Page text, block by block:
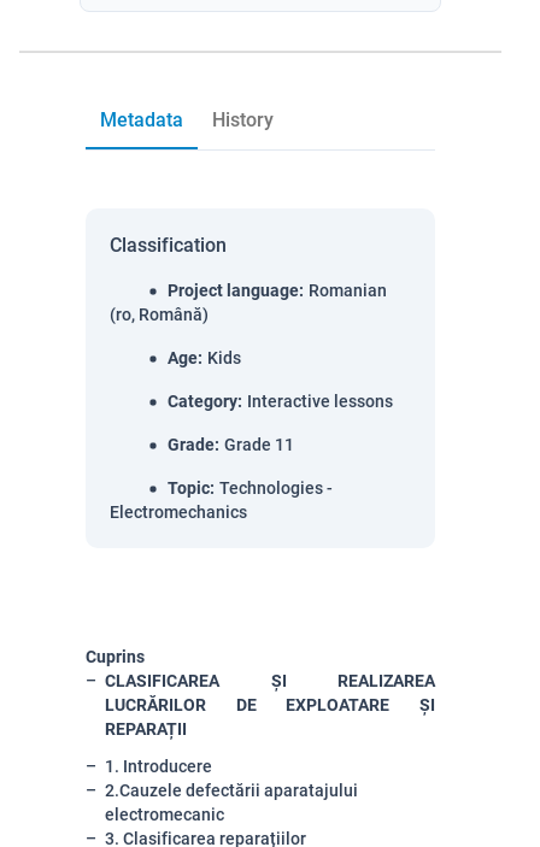
Metadata History
Classification
Project language: Romanian
(ro, Română)
Age: Kids
Category: Interactive lessons
Grade: Grade 11
Topic: Technologies -
Electromechanics
Cuprins
CLASIFICAREA ȘI REALIZAREA
LUCRĂRILOR DE EXPLOATARE ȘI
REPARAȚII
1. Introducere
2.Cauzele defectării aparatajului
electromecanic
3. Clasificarea reparațiilor